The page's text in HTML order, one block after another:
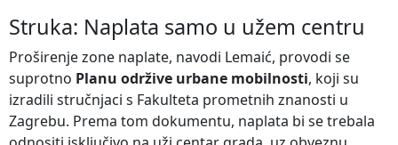
Struka: Naplata samo u užem centru
Proširenje zone naplate, navodi Lemaić, provodi se
suprotno Planu održive urbane mobilnosti, koji su
izradili stručnjaci s Fakulteta prometnih znanosti u
Zagrebu. Prema tom dokumentu, naplata bi se trebala